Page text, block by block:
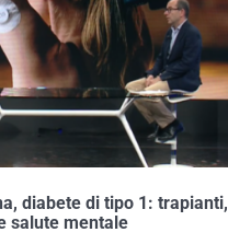
diabete di tipo 1: trapianti,
salute mentale